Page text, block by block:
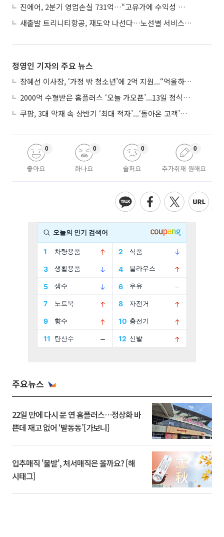
진에어, 2분기 영업손실 731억…“고유가에 수익성 악화”
새출발 트리니티항공, 재도약 나선다…노선별 서비스 차별화
정영인 기자의 주요 뉴스
장혜선 이사장, ‘가정 밖 청소년’에 2억 지원...“억울하고 아파도 단단해지길”
2000억 수혈받은 홈플러스 ‘오늘 가오픈’...13일 정식 개장 시험대
쿠팡, 3대 악재 속 상반기 ‘최대 적자’...‘돌아온 고객’에 수익성 반등 주목
좋아요
0
화나요
0
슬퍼요
0
추가취재 원해요
0
주요뉴스
22일 만에 다시 문 연 홈플러스…정상화 바
쁜데 재고 없어 ‘발동동’[가보니]
입추매직 '불발', 처서매직은 올까요? [해
시태그]